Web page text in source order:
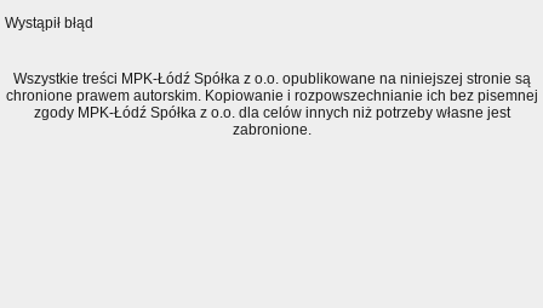
Wystąpił błąd
Wszystkie treści MPK-Łódź Spółka z o.o. opublikowane na niniejszej stronie są
chronione prawem autorskim. Kopiowanie i rozpowszechnianie ich bez pisemnej
zgody MPK-Łódź Spółka z o.o. dla celów innych niż potrzeby własne jest
zabronione.